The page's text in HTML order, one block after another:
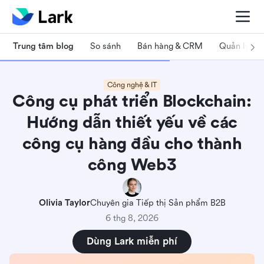
Trung tâm blog So sánh Bán hàng & CRM Quản lý dự
Công nghệ & IT
Công cụ phát triển Blockchain:
Hướng dẫn thiết yếu về các
công cụ hàng đầu cho thành
công Web3
Olivia TaylorChuyên gia Tiếp thị Sản phẩm B2B
6 thg 8, 2026
Dùng Lark miễn phí